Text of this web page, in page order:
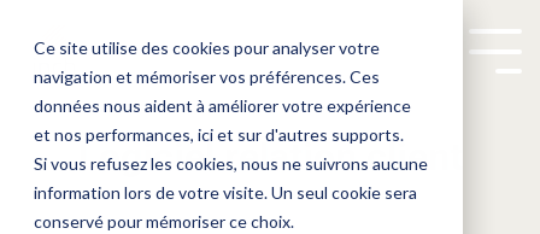
Ce site utilise des cookies pour analyser votre
navigation et mémoriser vos préférences. Ces
données nous aident à améliorer votre expérience
et nos performances, ici et sur d'autres supports.
Si vous refusez les cookies, nous ne suivrons aucune
information lors de votre visite. Un seul cookie sera
conservé pour mémoriser ce choix.
Logiciel relation client
Logiciel syndic
Logiciel gérance
Gérer le flux d'e-mail
Relancer les fournisseurs
Réaliser des visites techniques
Administrateur de biens
Bailleurs sociaux
Property managers
Les solutions dédiées à votre
métier.
Blog
Conférences
Intégrations ERP
Replay : Le logiciel idéal
n'existe pas !
Logiciel relation client